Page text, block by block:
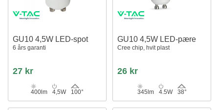
GU10 4,5W LED-spot
6 års garanti
27 kr
400lm 4,5W 100°
GU10 4,5W LED-pære
Cree chip, hvit plast
26 kr
345lm 4.5W 38°